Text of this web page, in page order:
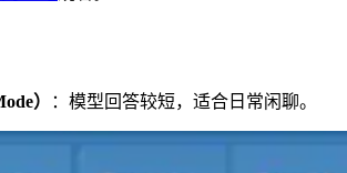
） ：模型回答较短，适合日常闲聊。